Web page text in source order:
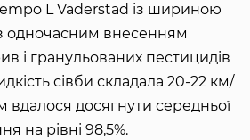
L Väderstad із шириною
одночасним внесенням
і гранульованих пестицидів
сівби складала 20-22 км/
вдалося досягнути середньої
на рівні 98,5%.